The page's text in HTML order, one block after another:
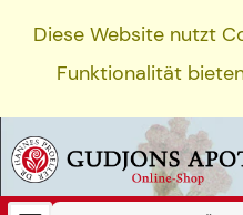
Diese Website nutzt
Funktionalität